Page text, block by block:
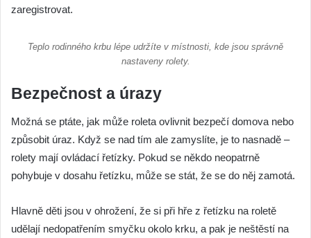
zaregistrovat.
Teplo rodinného krbu lépe udržíte v místnosti, kde jsou správně
nastaveny rolety.
Bezpečnost a úrazy
Možná se ptáte, jak může roleta ovlivnit bezpečí domova nebo
způsobit úraz. Když se nad tím ale zamyslíte, je to nasnadě –
rolety mají ovládací řetízky. Pokud se někdo neopatrně
pohybuje v dosahu řetízku, může se stát, že se do něj zamotá.
Hlavně děti jsou v ohrožení, že si při hře z řetízku na roletě
udělají nedopatřením smyčku okolo krku, a pak je neštěstí na